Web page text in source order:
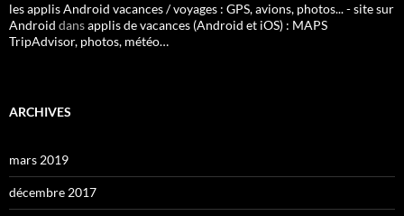
les applis Android vacances / voyages : GPS, avions, photos... - site sur
Android dansapplis de vacances (Android et iOS) : MAPS
TripAdvisor, photos, météo…
ARCHIVES
mars 2019
décembre 2017